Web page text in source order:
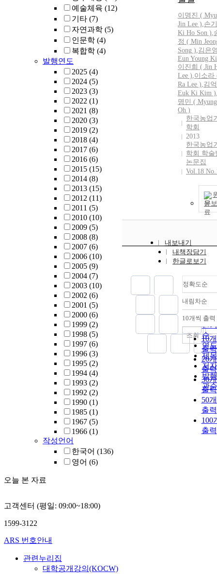
예술체육 (12)
기타 (7)
자연과학 (5)
인문학 (4)
복합학 (4)
발행연도
2025 (4)
2024 (5)
2023 (3)
2022 (1)
2021 (8)
2020 (3)
2019 (2)
2018 (4)
2017 (6)
2016 (6)
2015 (15)
2014 (8)
2013 (15)
2012 (11)
2011 (5)
2010 (10)
2009 (5)
2008 (8)
2007 (6)
2006 (10)
2005 (9)
2004 (7)
2003 (10)
2002 (6)
2001 (5)
2000 (6)
1999 (2)
1998 (5)
1997 (6)
1996 (3)
1995 (2)
1994 (4)
1993 (2)
1992 (2)
1990 (1)
1985 (1)
1967 (5)
1966 (1)
작성언어
한국어 (136)
영어 (6)
오늘 본 자료
이명진 (
Jin Lee ),손
Ki Ho Son ),
정 ( Min
Song ),김은
Eun Young
이진희 ( Jin
Lee ),이소라
Ra Lee ),김
Euk Ki Kim )
명민 ( Myung
Oh )
한국농업
학회
2013
한국농업
학회 학술
논문집
Vol.18
문
내보내기
내책장담기
한글로보기
정확도순
정
순
인
순
연
제
저
발
관순
내림차순
내
10개씩 출력
10
출력
20
출력
30
출력
50
출력
100
출력
조회
고객센터 (평일: 09:00~18:00)
1599-3122
ARS 번호안내
관련누리집
대학공개강의(KOCW)